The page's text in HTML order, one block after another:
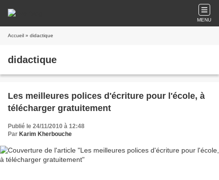
MENU
Accueil » didactique
didactique
Les meilleures polices d'écriture pour l'école, à
télécharger gratuitement
Publié le 24/11/2010 à 12:48
Par Karim Kherbouche